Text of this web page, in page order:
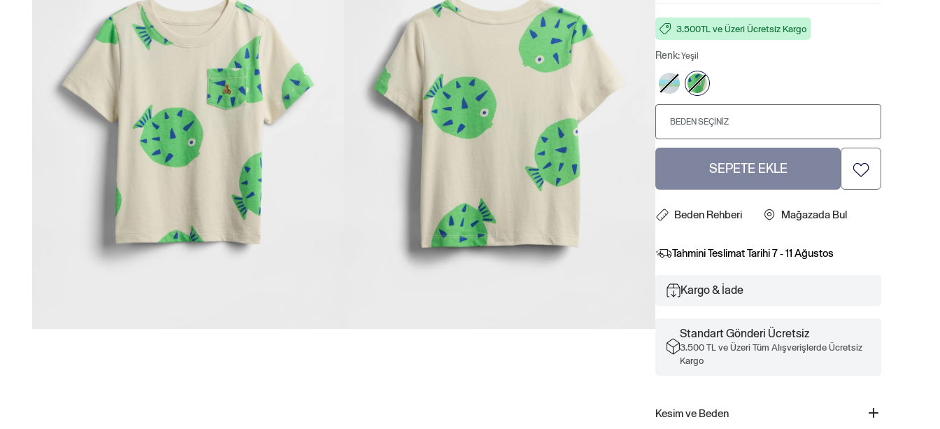
3.500TL ve Üzeri Ücretsiz Kargo
Renk:Yeşil
BEDEN SEÇINIZ
SEPETE EKLE
Beden Rehberi Mağazada Bul
Tahmini Teslimat Tarihi7 - 11 Ağustos
Kargo & İade
Standart Gönderi Ücretsiz
3.500 TL ve Üzeri Tüm Alışverişlerde Ücretsiz
Kargo
Kesim ve Beden